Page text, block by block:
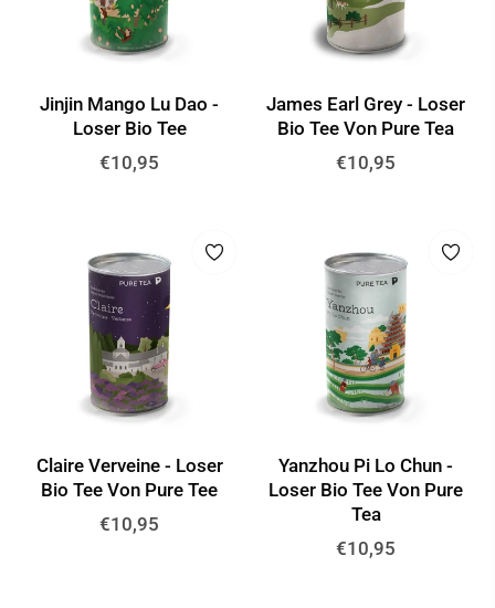
Jinjin Mango Lu Dao -
Loser Bio Tee
Normaler
€10,95
James Earl Grey - Loser
Bio Tee Von Pure Tea
Normaler
€10,95
Claire Verveine - Loser
Bio Tee Von Pure Tee
Normaler
€10,95
Yanzhou Pi Lo Chun -
Loser Bio Tee Von Pure
Tea
Normaler
€10,95